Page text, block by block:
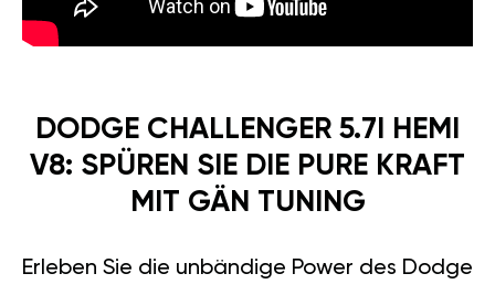
DODGE CHALLENGER 5.7I HEMI
V8: SPÜREN SIE DIE PURE KRAFT
MIT GÄN TUNING
Erleben Sie die unbändige Power des Dodge